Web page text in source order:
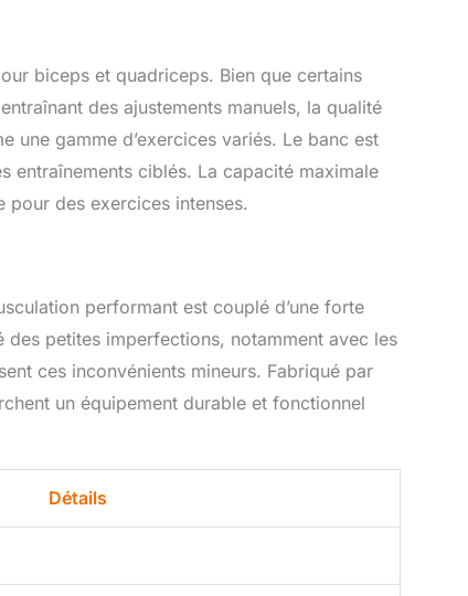
biceps et quadriceps. Bien que certains
des ajustements manuels, la qualité
une gamme d’exercices variés. Le banc est
entraînements ciblés. La capacité maximale
pour des exercices intenses.
performant est couplé d’une forte
petites imperfections, notamment avec les
ces inconvénients mineurs. Fabriqué par
un équipement durable et fonctionnel
Détails